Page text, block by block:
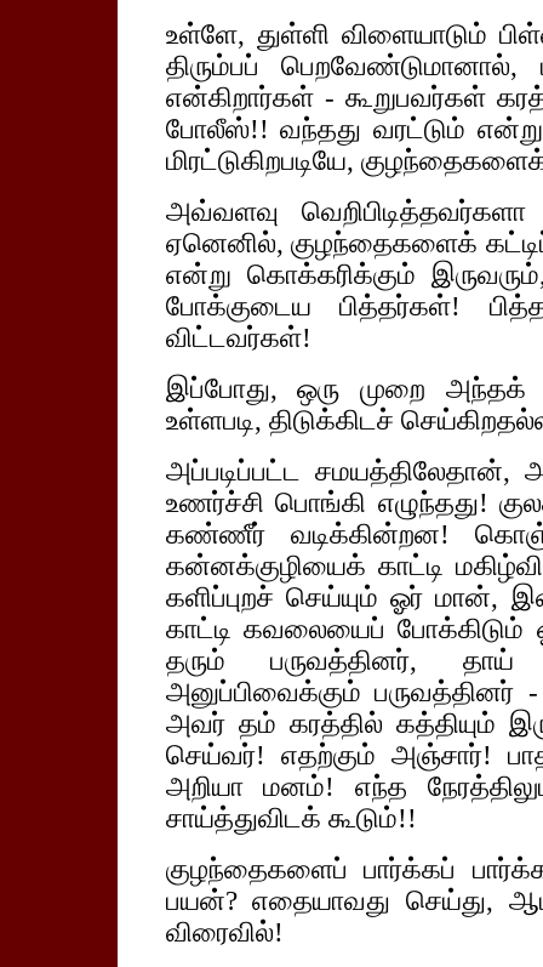
உள்ளே, துள்ளி விளையாடும்
திரும்பப்
என்கிறார்கள் - கூறுபவர்கள்
போலீஸ்!! வந்தது வரட்டும்
மிரட்டுகிறபடியே,
அவ்வளவு
ஏனெனில், குழந்தைகளைக்
என்று கொக்கரிக்கும்
போக்குடைய பித்தர்கள்!
விட்டவர்கள்!
இப்போது, ஒரு முறை
உள்ளபடி, திடுக்கிடச்
அப்படிப்பட்ட
உணர்ச்சி பொங்கி எழுந்தது!
கண்ணீர் வடிக்கின்றன!
கன்னக்குழியைக் காட்டி
களிப்புறச் செய்யும் ஓர் மான்,
காட்டி கவலையைப்
தரும் பருவத்தினர், தாய்
அனுப்பிவைக்கும் பருவத்தினர்
அவர் தம் கரத்தில் கத்தியும்
செய்வர்! எதற்கும் அஞ்சார்!
அறியா மனம்! எந்த
சாய்த்துவிடக் கூடும்!!
குழந்தைகளைப் பார்க்கப்
பயன்? எதையாவது செய்து,
விரைவில்!